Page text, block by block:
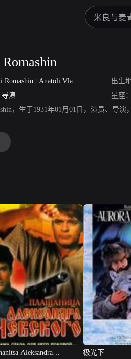
Romashin / Anatoli Vladimirovich Romashin 出生地
导演 星座：
，生于1931年01月01日，演员、导
Aleksandra
极光下